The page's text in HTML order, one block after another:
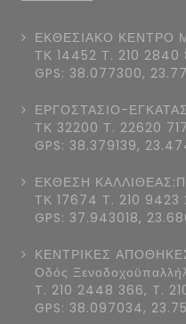
ΕΚΘΕΣΙΑΚΟ ΚΕΝΤΡΟ
ΤΚ 14452 Τ. 210 2840
GPS: 38.077300,
ΕΡΓΟΣΤΑΣΙΟ-
ΤΚ 32200 Τ. 22620
GPS: 38.379139,
ΕΚΘΕΣΗ
ΤΚ 17674 Τ. 210 9423
GPS: 37.943018,
ΚΕΝΤΡΙΚΕΣ
Οδός
Τ. 210 2448 366, T.
GPS: 38.097034,